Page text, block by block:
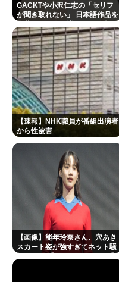
GACKTや小沢仁志の「セリフ
が聞き取れない」 日本語作品を
景… 聴力低下が原因ではない？
【速報】NHK職員が番組出演者
から性被害
【画像】能年玲奈さん、穴あき
スカート姿が強すぎてネット騒